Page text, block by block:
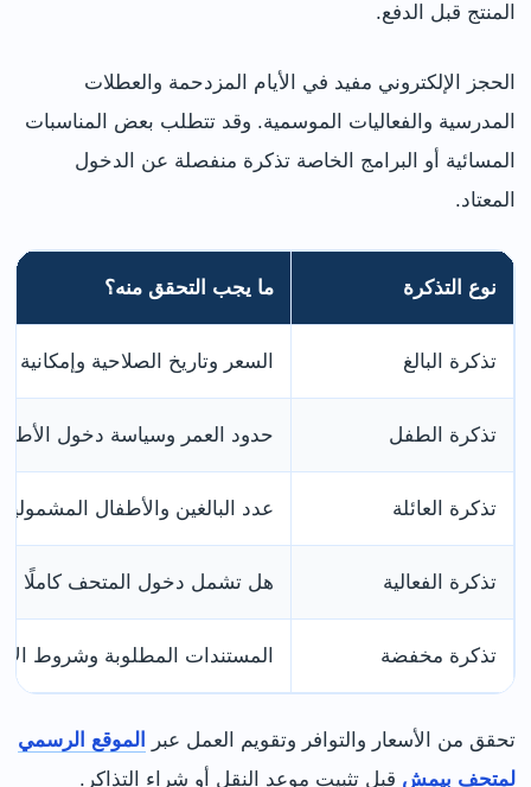
المنتج قبل الدفع.
الحجز الإلكتروني مفيد في الأيام المزدحمة والعطلات
المدرسية والفعاليات الموسمية. وقد تتطلب بعض المناسبات
المسائية أو البرامج الخاصة تذكرة منفصلة عن الدخول
المعتاد.
نوع التذكرة ما يجب التحقق منه؟
تذكرة البالغ السعر وتاريخ الصلاحية وإمكانية
تذكرة الطفل حدود العمر وسياسة دخول
تذكرة العائلة عدد البالغين والأطفال
تذكرة الفعالية هل تشمل دخول المتحف كاملًا أم
تذكرة مخفضة المستندات المطلوبة وشروط
تحقق من الأسعار والتوافر وتقويم العمل عبر
الموقع الرسمي
لمتحف بيمش قبل تثبيت موعد النقل أو شراء التذاكر.